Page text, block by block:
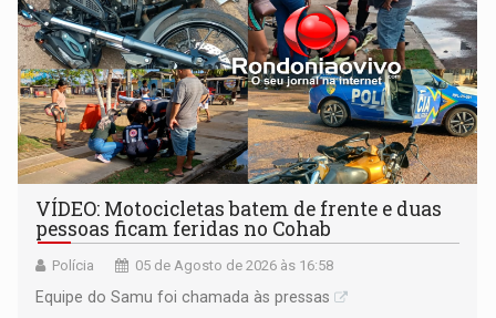
VÍDEO: Motocicletas batem de frente e duas
pessoas ficam feridas no Cohab
Polícia 05 de Agosto de 2026 às 16:58
Equipe do Samu foi chamada às pressas